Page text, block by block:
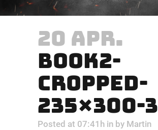
20 APR.
BOOK2-
CROPPED-
235×300-3
Posted at 07:41h in by Martin